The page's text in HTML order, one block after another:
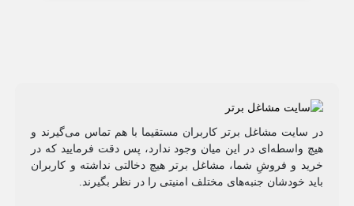
در سایت مشاغل برتر کاربران مستقیما با هم تماس می‌گیرند و
هیچ واسطه‌ای در این میان وجود ندارد، پس دقت فرمایید که در
خرید و فروشِ شما، مشاغل برتر هیچ دخالتی نداشته و کاربران
باید خودشان جنبه‌های مختلف امنیتی را در نظر بگیرند.